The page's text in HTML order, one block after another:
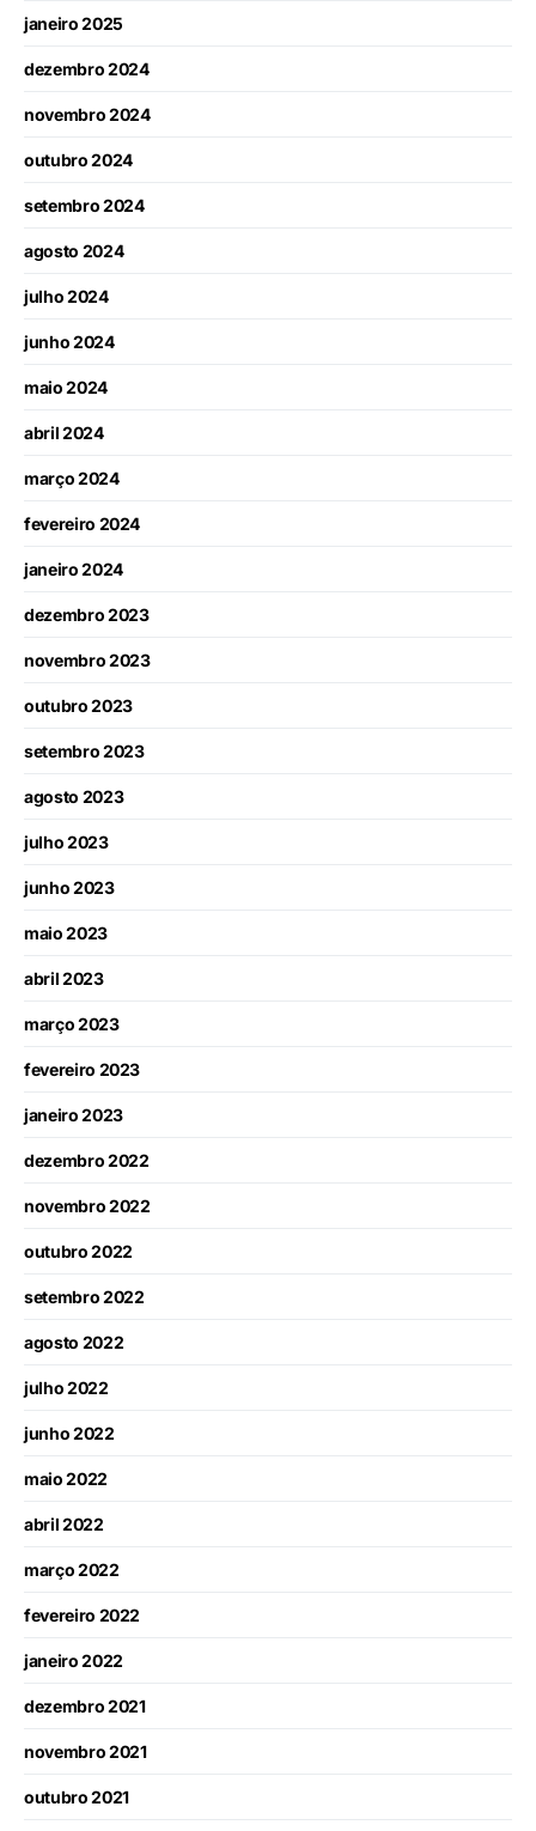
janeiro 2025
dezembro 2024
novembro 2024
outubro 2024
setembro 2024
agosto 2024
julho 2024
junho 2024
maio 2024
abril 2024
março 2024
fevereiro 2024
janeiro 2024
dezembro 2023
novembro 2023
outubro 2023
setembro 2023
agosto 2023
julho 2023
junho 2023
maio 2023
abril 2023
março 2023
fevereiro 2023
janeiro 2023
dezembro 2022
novembro 2022
outubro 2022
setembro 2022
agosto 2022
julho 2022
junho 2022
maio 2022
abril 2022
março 2022
fevereiro 2022
janeiro 2022
dezembro 2021
novembro 2021
outubro 2021